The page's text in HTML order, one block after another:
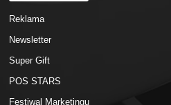
Reklama
Newsletter
Super Gift
POS STARS
Festiwal Marketingu